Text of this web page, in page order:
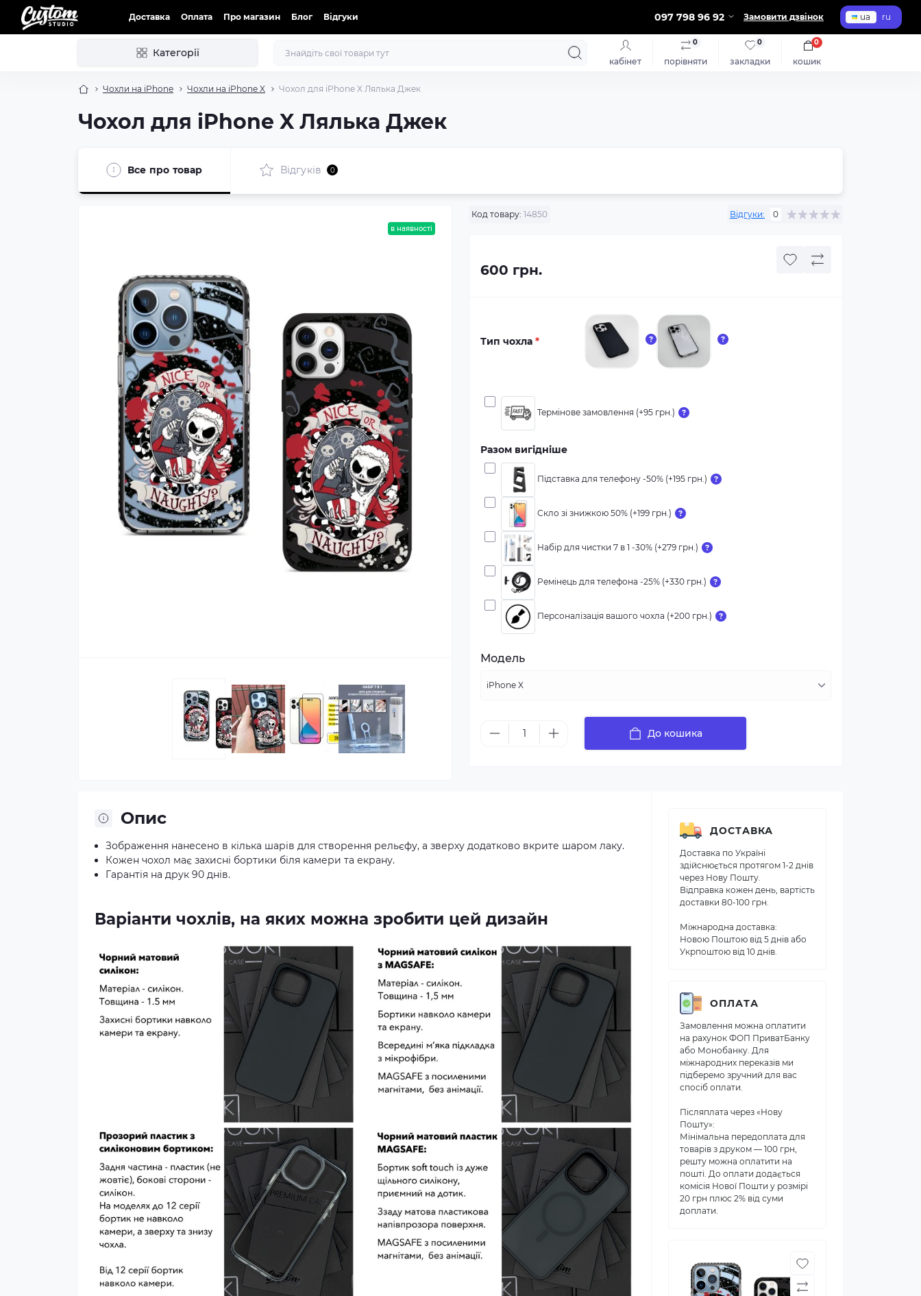
Доставка Оплата Про магазин Блог Відгуки 097 798 96 92 Замовити дзвінок ua ru
Категорії
кабінет порівняти
0
закладки
0
кошик
0
Чохли на iPhone Чохли на iPhone X Чохол для iPhone X Лялька Джек
Чохол для iPhone X Лялька Джек
Все про товар Відгуків 0
в наявності
Код товару: 14850 Відгуки: 0
600 грн.
Тип чохла *
Термінове замовлення (+95 грн.)
Разом вигідніше
Підставка для телефону -50% (+195 грн.)
Скло зі знижкою 50% (+199 грн.)
Набір для чистки 7 в 1 -30% (+279 грн.)
Ремінець для телефона -25% (+330 грн.)
Персоналізація вашого чохла (+200 грн.)
Модель
До кошика
Опис
Зображення нанесено в кілька шарів для створення рельєфу, а зверху додатково вкрите шаром лаку.
Кожен чохол має захисні бортики біля камери та екрану.
Гарантія на друк 90 днів.
Варіанти чохлів, на яких можна зробити цей дизайн
ДОСТАВКА
Доставка по Україні
здійснюється протягом 1-2 днів
через Нову Пошту.
Відправка кожен день, вартість
доставки 80-100 грн.
Міжнародна доставка:
Новою Поштою від 5 днів або
Укрпоштою від 10 днів.
ОПЛАТА
Замовлення можна оплатити
на рахунок ФОП ПриватБанку
або Монобанку. Для
міжнародних переказів ми
підберемо зручний для вас
спосіб оплати.
Післяплата через «Нову
Пошту»:
Мінімальна передоплата для
товарів з друком — 100 грн,
решту можна оплатити на
пошті. До оплати додається
комісія Нової Пошти у розмірі
20 грн плюс 2% від суми
доплати.